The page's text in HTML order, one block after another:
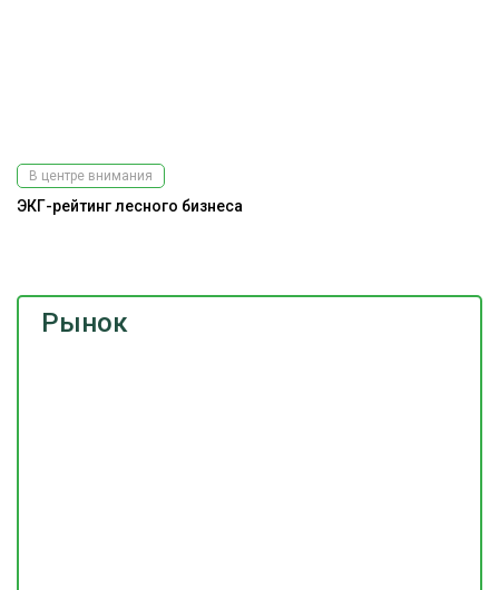
Рынок
В центре внимания
ЭКГ-рейтинг лесного бизнеса